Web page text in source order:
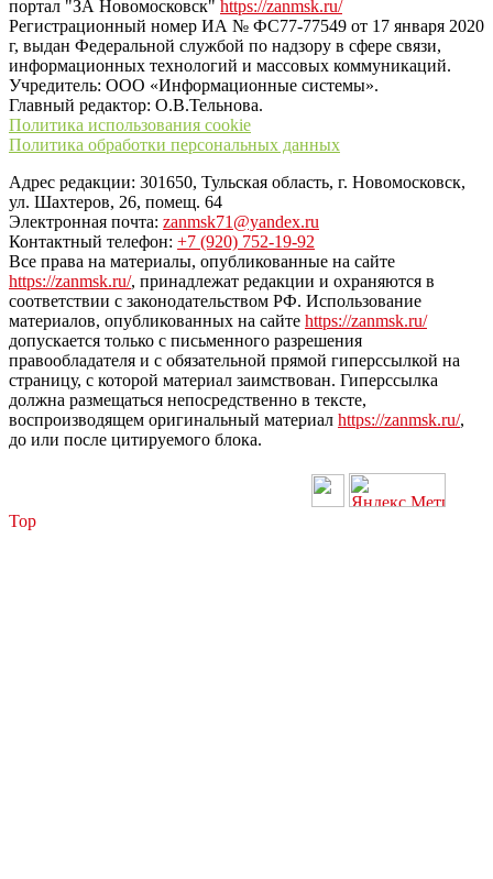
портал "ЗА Новомосковск" https://zanmsk.ru/
Регистрационный номер ИА № ФС77-77549 от 17 января 2020
г, выдан Федеральной службой по надзору в сфере связи,
информационных технологий и массовых коммуникаций.
Учредитель: ООО «Информационные системы».
Главный редактор: О.В.Тельнова.
Политика использования cookie
Политика обработки персональных данных
Адрес редакции: 301650, Тульская область, г. Новомосковск,
ул. Шахтеров, 26, помещ. 64
Электронная почта: zanmsk71@yandex.ru
Контактный телефон: +7 (920) 752-19-92
Все права на материалы, опубликованные на сайте
https://zanmsk.ru/, принадлежат редакции и охраняются в
соответствии с законодательством РФ. Использование
материалов, опубликованных на сайте https://zanmsk.ru/
допускается только с письменного разрешения
правообладателя и с обязательной прямой гиперссылкой на
страницу, с которой материал заимствован. Гиперссылка
должна размещаться непосредственно в тексте,
воспроизводящем оригинальный материал https://zanmsk.ru/,
до или после цитируемого блока.
Top